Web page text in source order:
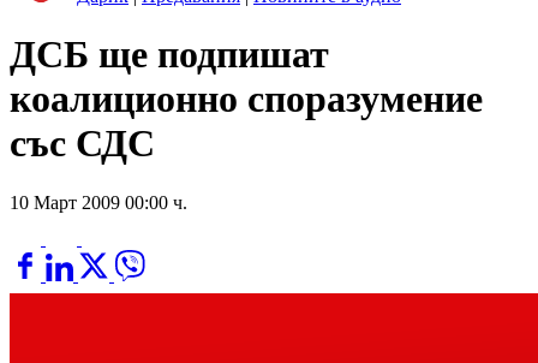
ДСБ ще подпишат
коалиционно споразумение
със СДС
10 Март 2009 00:00 ч.